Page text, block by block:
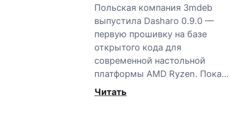
Польская компания 3mdeb
выпустила Dasharo 0.9.0 —
первую прошивку на базе
открытого кода для
современной настольной
платформы AMD Ryzen. Пока…
Читать